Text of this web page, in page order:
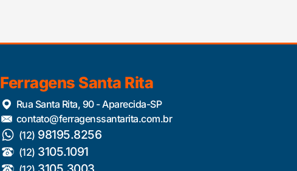
Ferragens Santa Rita
Rua Santa Rita, 90 - Aparecida-SP
contato@ferragenssantarita.com.br
(12) 98195.8256
(12) 3105.1091